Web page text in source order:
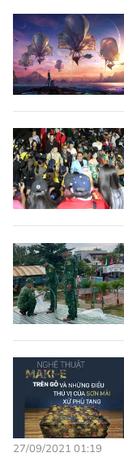
27/09/2021 01:19